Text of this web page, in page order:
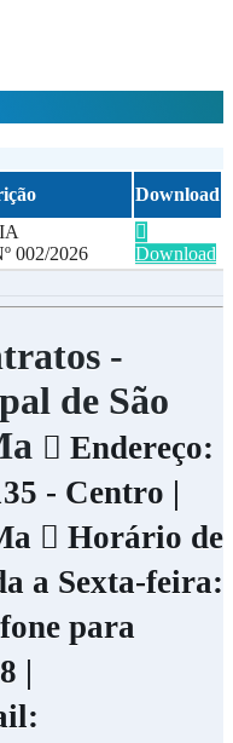
Download
002/2026
Download
-
de São
Endereço:
- Centro |
Horário de
a Sexta-feira:
para
|